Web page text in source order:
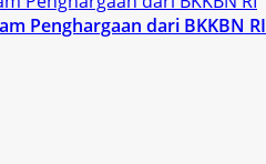
Penghargaan dari BKKBN RI